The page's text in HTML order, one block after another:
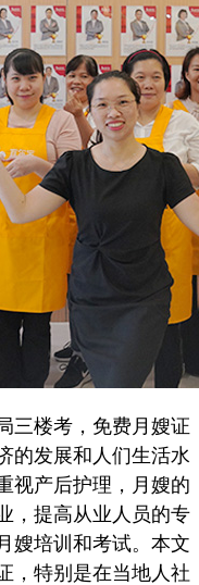
楼考，免费月嫂证
的发展和人们生活水
视产后护理，月嫂的
，提高从业人员的专
嫂培训和考试。本文
，特别是在当地人社